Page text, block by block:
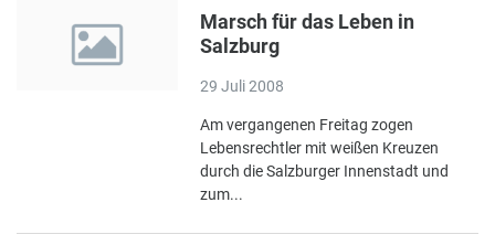
Marsch für das Leben in
Salzburg
29 Juli 2008
Am vergangenen Freitag zogen
Lebensrechtler mit weißen Kreuzen
durch die Salzburger Innenstadt und
zum...